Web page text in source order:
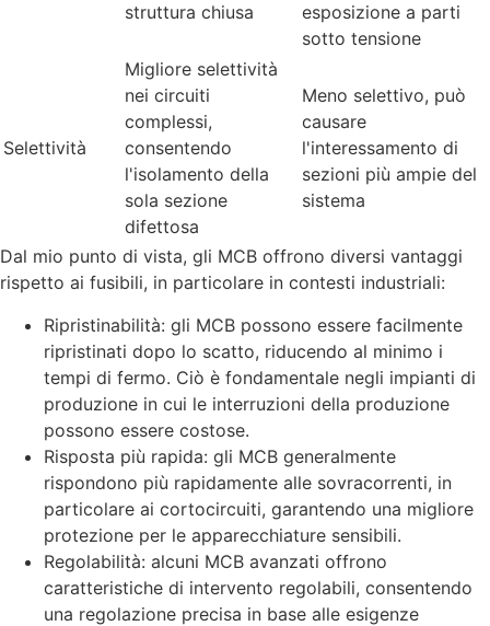
struttura chiusa
esposizione a parti
sotto tensione
Selettività
Migliore selettività
nei circuiti
complessi,
consentendo
l'isolamento della
sola sezione
difettosa
Meno selettivo, può
causare
l'interessamento di
sezioni più ampie del
sistema
Dal mio punto di vista, gli MCB offrono diversi vantaggi
rispetto ai fusibili, in particolare in contesti industriali:
Ripristinabilità: gli MCB possono essere facilmente
ripristinati dopo lo scatto, riducendo al minimo i
tempi di fermo. Ciò è fondamentale negli impianti di
produzione in cui le interruzioni della produzione
possono essere costose.
Risposta più rapida: gli MCB generalmente
rispondono più rapidamente alle sovracorrenti, in
particolare ai cortocircuiti, garantendo una migliore
protezione per le apparecchiature sensibili.
Regolabilità: alcuni MCB avanzati offrono
caratteristiche di intervento regolabili, consentendo
una regolazione precisa in base alle esigenze